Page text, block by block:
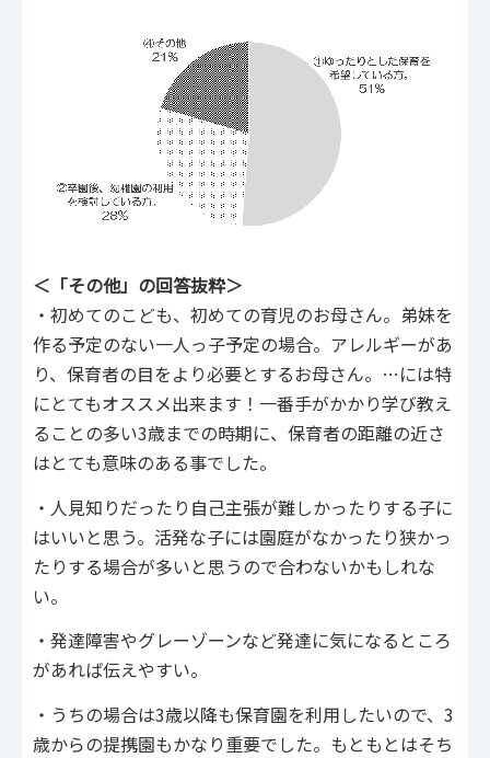
＜「その他」の回答抜粋＞
・初めてのこども、初めての育児のお母さん。弟妹を
作る予定のない一人っ子予定の場合。アレルギーがあ
り、保育者の目をより必要とするお母さん。…には特
にとてもオススメ出来ます！一番手がかかり学び教え
ることの多い3歳までの時期に、保育者の距離の近さ
はとても意味のある事でした。
・人見知りだったり自己主張が難しかったりする子に
はいいと思う。活発な子には園庭がなかったり狭かっ
たりする場合が多いと思うので合わないかもしれな
い。
・発達障害やグレーゾーンなど発達に気になるところ
があれば伝えやすい。
・うちの場合は3歳以降も保育園を利用したいので、3
歳からの提携園もかなり重要でした。もともとはそち